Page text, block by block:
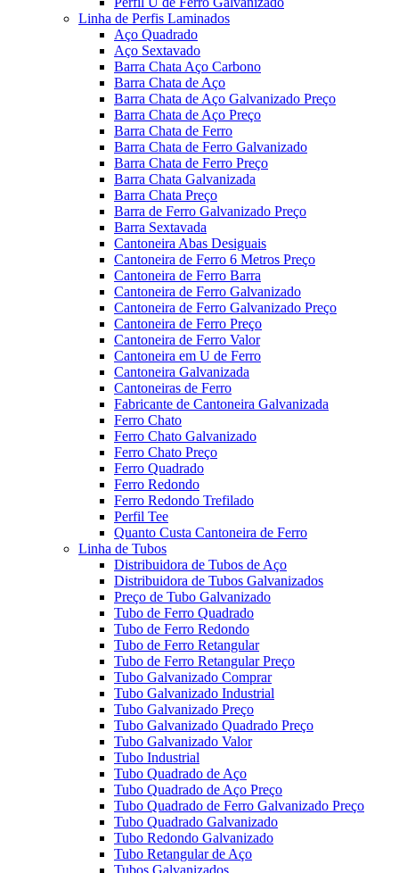
Linha de Perfis Laminados
Aço Quadrado
Aço Sextavado
Barra Chata Aço Carbono
Barra Chata de Aço
Barra Chata de Aço Galvanizado Preço
Barra Chata de Aço Preço
Barra Chata de Ferro
Barra Chata de Ferro Galvanizado
Barra Chata de Ferro Preço
Barra Chata Galvanizada
Barra Chata Preço
Barra de Ferro Galvanizado Preço
Barra Sextavada
Cantoneira Abas Desiguais
Cantoneira de Ferro 6 Metros Preço
Cantoneira de Ferro Barra
Cantoneira de Ferro Galvanizado
Cantoneira de Ferro Galvanizado Preço
Cantoneira de Ferro Preço
Cantoneira de Ferro Valor
Cantoneira em U de Ferro
Cantoneira Galvanizada
Cantoneiras de Ferro
Fabricante de Cantoneira Galvanizada
Ferro Chato
Ferro Chato Galvanizado
Ferro Chato Preço
Ferro Quadrado
Ferro Redondo
Ferro Redondo Trefilado
Perfil Tee
Quanto Custa Cantoneira de Ferro
Linha de Tubos
Distribuidora de Tubos de Aço
Distribuidora de Tubos Galvanizados
Preço de Tubo Galvanizado
Tubo de Ferro Quadrado
Tubo de Ferro Redondo
Tubo de Ferro Retangular
Tubo de Ferro Retangular Preço
Tubo Galvanizado Comprar
Tubo Galvanizado Industrial
Tubo Galvanizado Preço
Tubo Galvanizado Quadrado Preço
Tubo Galvanizado Valor
Tubo Industrial
Tubo Quadrado de Aço
Tubo Quadrado de Aço Preço
Tubo Quadrado de Ferro Galvanizado Preço
Tubo Quadrado Galvanizado
Tubo Redondo Galvanizado
Tubo Retangular de Aço
Tubos Galvanizados